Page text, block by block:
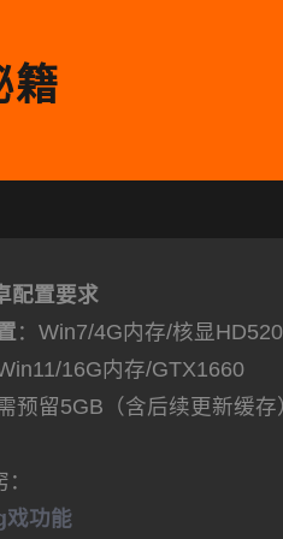
籍
配置要求
​：Win7/4G内存/核显HD520
16G内存/GTX1660
预留5GB（含后续更新缓存
戏功能